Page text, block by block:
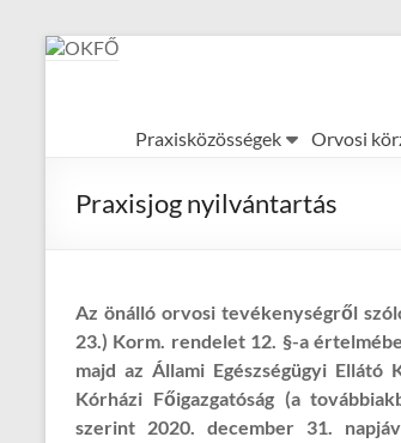
Skip
Praxisközösségek Orvosi
Praxisjog nyilvántartás
Az önálló orvosi tevékenységről
23.) Korm. rendelet 12. §-a
majd az Állami Egészségügyi
Kórházi Főigazgatóság (a
szerint 2020. december 31.